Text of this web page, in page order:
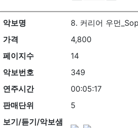
악보명
8. 커리어 우먼
가격
4,800
페이지수
14
악보번호
349
연주시간
00:05:17
판매단위
5
보기/듣기/악보샘